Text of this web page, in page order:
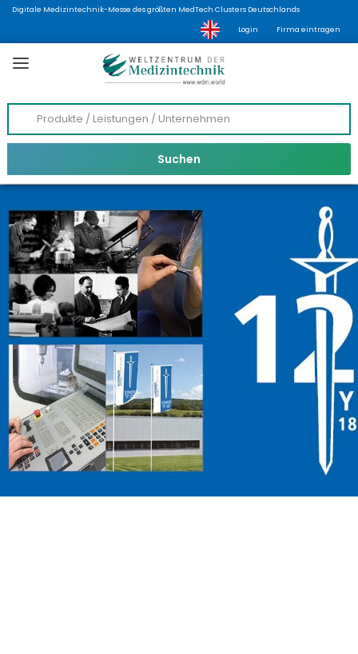
Digitale Medizintechnik-Messe des größten MedTech Clusters Deutschlands
Login Firma eintragen